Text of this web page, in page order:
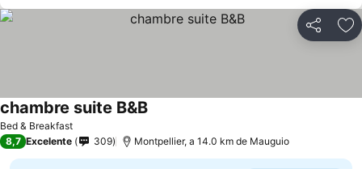
Partilhar
Bed & Breakfast
chambre suite B&B
8,7 Excelente 309 Montpellier, a 14.0 km de Mauguio